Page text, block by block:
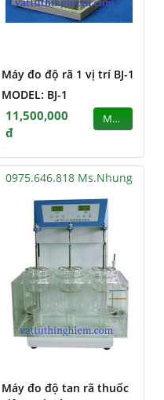
Máy đo độ rã 1 vị trí BJ-1
MODEL: BJ-1
11,500,000
đ
MUA
0975.646.818 Ms.Nhung
Máy đo độ tan rã thuốc